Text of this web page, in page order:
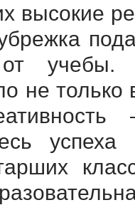
высокие
от
не только